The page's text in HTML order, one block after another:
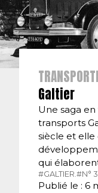
Galtier
Une saga
transports
siècle et
qui
#GALTIER.#N°
Publié le : 6